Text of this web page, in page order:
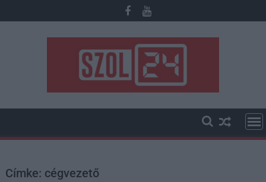
to
Címke: cégvezető